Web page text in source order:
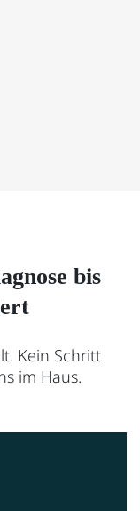
bis
Kein Schritt
im Haus.